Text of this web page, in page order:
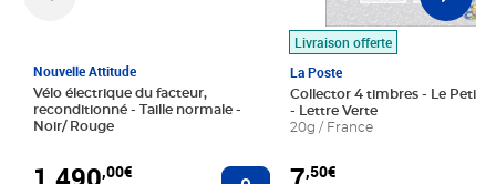
Nouvelle Attitude
Vélo électrique du facteur,
reconditionné - Taille normale -
Noir/ Rouge
,00€ Ajouter au panier
Livraison offerte
La Poste
Collector 4 timbres - Le Petit
- Lettre Verte
20g / France
,50€